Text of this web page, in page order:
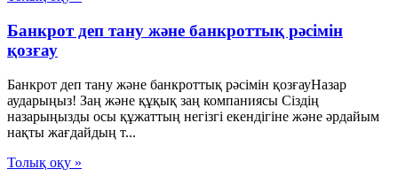
Банкрот деп тану және банкроттық рәсімін
қозғау
Банкрот деп тану және банкроттық рәсімін қозғауНазар
аударыңыз! Заң және құқық заң компаниясы Сіздің
назарыңызды осы құжаттың негізгі екендігіне және әрдайым
нақты жағдайдың т...
Толық оқу »